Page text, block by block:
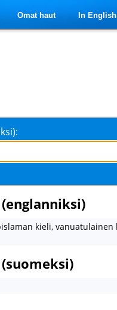
Omat haut In English
kieli, vanuatulainen